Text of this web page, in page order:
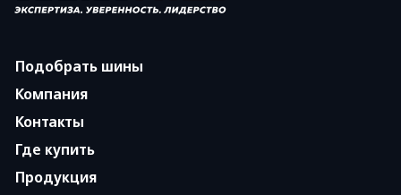
Подобрать шины
Компания
Контакты
Где купить
Продукция